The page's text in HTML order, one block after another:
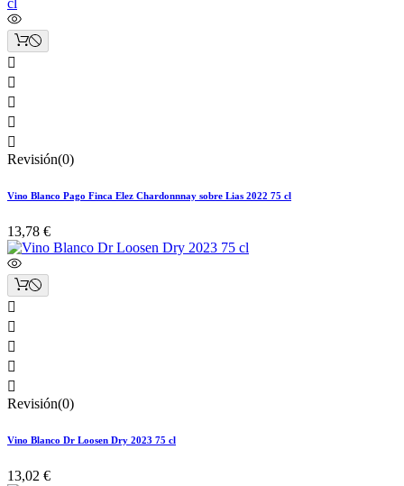





Revisión(0)
Vino Blanco Pago Finca Elez Chardonnnay sobre Lias 2022 75 cl
13,78 €





Revisión(0)
Vino Blanco Dr Loosen Dry 2023 75 cl
13,02 €